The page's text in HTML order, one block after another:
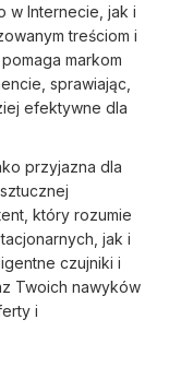
w Internecie, jak i
treściom i
markom
sprawiając,
efektywne dla
przyjazna dla
który rozumie
jak i
czujniki i
Twoich nawyków
i